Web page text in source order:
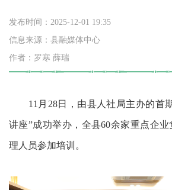
发布时间：2025-12-01 19:35
信息来源：县融媒体中心
作者：罗寒 薛瑞
11月28日，由县人社局主办的首
讲座”成功举办，全县60余家重点企
理人员参加培训。